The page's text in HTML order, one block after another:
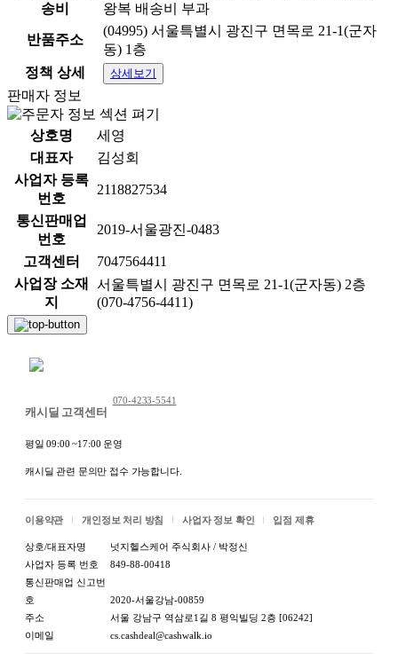
송비
왕복 배송비 부과
반품주소
(04995) 서울특별시 광진구 면목로 21-1(군자
동) 1층
정책 상세
상세보기
판매자 정보
상호명
세영
대표자
김성회
사업자 등록
번호
2118827534
통신판매업
번호
2019-서울광진-0483
고객센터
7047564411
사업장 소재
지
서울특별시 광진구 면목로 21-1(군자동) 2층
(070-4756-4411)
캐시딜 고객센터
070-4233-5541
평일 09:00 ~17:00 운영
캐시딜 관련 문의만 접수 가능합니다.
이용약관 개인정보 처리 방침 사업자 정보 확인 입점 제휴
상호/대표자명
넛지헬스케어 주식회사 / 박정신
사업자 등록 번호
849-88-00418
통신판매업 신고번
호
2020-서울강남-00859
주소
서울 강남구 역삼로1길 8 평익빌딩 2층 [06242]
이메일
cs.cashdeal@cashwalk.io